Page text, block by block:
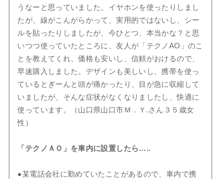
うなーと思っていました。イヤホンを使ったりしまし
たが、線がこんがらかって、実用的ではないし、シー
ルを貼ったりしましたが、今ひとつ、本当かな？と思
いつつ使っていたところに、友人が「テクノAO」のこ
とを教えてくれ、価格も安いし、信頼がおけるので、
早速購入しました。デザインも美しいし、携帯を使っ
ているとぎーんと頭が痛かったり、目が急に収縮して
いましたが、そんな症状がなくなりましたし、快適に
使っています。（山口県山口市Ｍ．Ｙ.さん３５歳女
性）
「テクノＡＯ」を車内に設置したら…..
●某電話会社に勤めていたことがあるので、車内で携